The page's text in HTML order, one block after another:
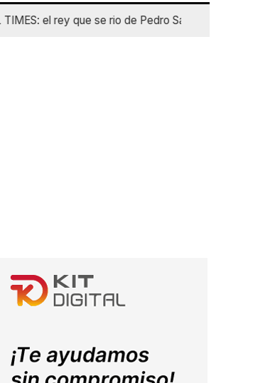
el rey que se rio de Pedro Sanchez